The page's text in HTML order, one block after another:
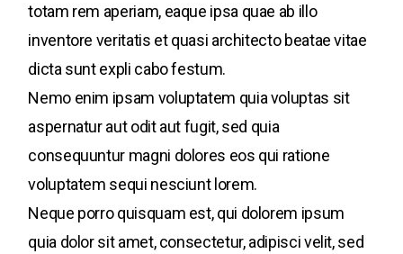
totam rem aperiam, eaque ipsa quae ab illo
inventore veritatis et quasi architecto beatae vitae
dicta sunt expli cabo festum.
Nemo enim ipsam voluptatem quia voluptas sit
aspernatur aut odit aut fugit, sed quia
consequuntur magni dolores eos qui ratione
voluptatem sequi nesciunt lorem.
Neque porro quisquam est, qui dolorem ipsum
quia dolor sit amet, consectetur, adipisci velit, sed